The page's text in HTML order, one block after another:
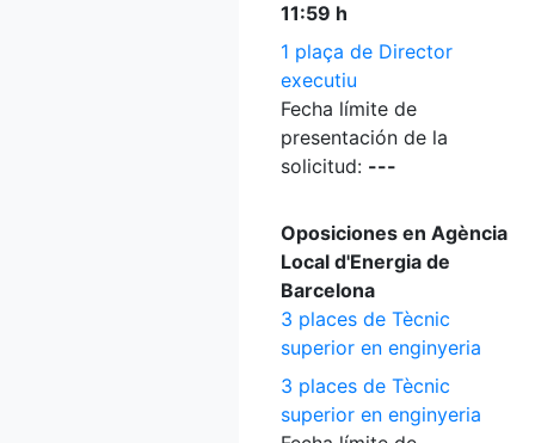
11:59 h
1 plaça de Director
executiu
Fecha límite de
presentación de la
solicitud: ---
Oposiciones en Agència
Local d'Energia de
Barcelona
3 places de Tècnic
superior en enginyeria
3 places de Tècnic
superior en enginyeria